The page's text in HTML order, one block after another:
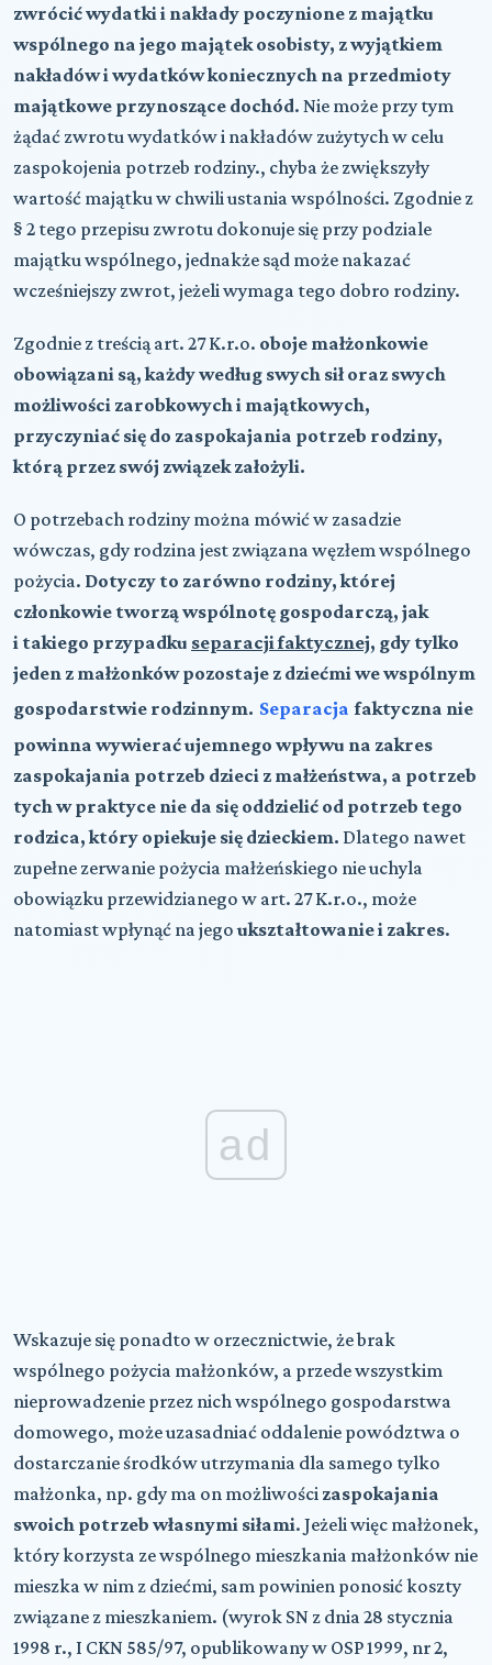
zwrócić wydatki i nakłady poczynione z majątku
wspólnego na jego majątek osobisty, z wyjątkiem
nakładów i wydatków koniecznych na przedmioty
majątkowe przynoszące dochód. Nie może przy tym
żądać zwrotu wydatków i nakładów zużytych w celu
zaspokojenia potrzeb rodziny., chyba że zwiększyły
wartość majątku w chwili ustania wspólności. Zgodnie z
§ 2 tego przepisu zwrotu dokonuje się przy podziale
majątku wspólnego, jednakże sąd może nakazać
wcześniejszy zwrot, jeżeli wymaga tego dobro rodziny.
Zgodnie z treścią art. 27 K.r.o. oboje małżonkowie
obowiązani są, każdy według swych sił oraz swych
możliwości zarobkowych i majątkowych,
przyczyniać się do zaspokajania potrzeb rodziny,
którą przez swój związek założyli.
O potrzebach rodziny można mówić w zasadzie
wówczas, gdy rodzina jest związana węzłem wspólnego
pożycia. Dotyczy to zarówno rodziny, której
członkowie tworzą wspólnotę gospodarczą, jak
i takiego przypadku separacji faktycznej, gdy tylko
jeden z małżonków pozostaje z dziećmi we wspólnym
gospodarstwie rodzinnym. Separacja faktyczna nie
powinna wywierać ujemnego wpływu na zakres
zaspokajania potrzeb dzieci z małżeństwa, a potrzeb
tych w praktyce nie da się oddzielić od potrzeb tego
rodzica, który opiekuje się dzieckiem. Dlatego nawet
zupełne zerwanie pożycia małżeńskiego nie uchyla
obowiązku przewidzianego w art. 27 K.r.o., może
natomiast wpłynąć na jegoukształtowanie i zakres.
ad
Wskazuje się ponadto w orzecznictwie, że brak
wspólnego pożycia małżonków, a przede wszystkim
nieprowadzenie przez nich wspólnego gospodarstwa
domowego, może uzasadniać oddalenie powództwa o
dostarczanie środków utrzymania dla samego tylko
małżonka, np. gdy ma on możliwości zaspokajania
swoich potrzeb własnymi siłami. Jeżeli więc małżonek,
który korzysta ze wspólnego mieszkania małżonków nie
mieszka w nim z dziećmi, sam powinien ponosić koszty
związane z mieszkaniem. (wyrok SN z dnia 28 stycznia
1998 r., I CKN 585/97, opublikowany w OSP 1999, nr 2,